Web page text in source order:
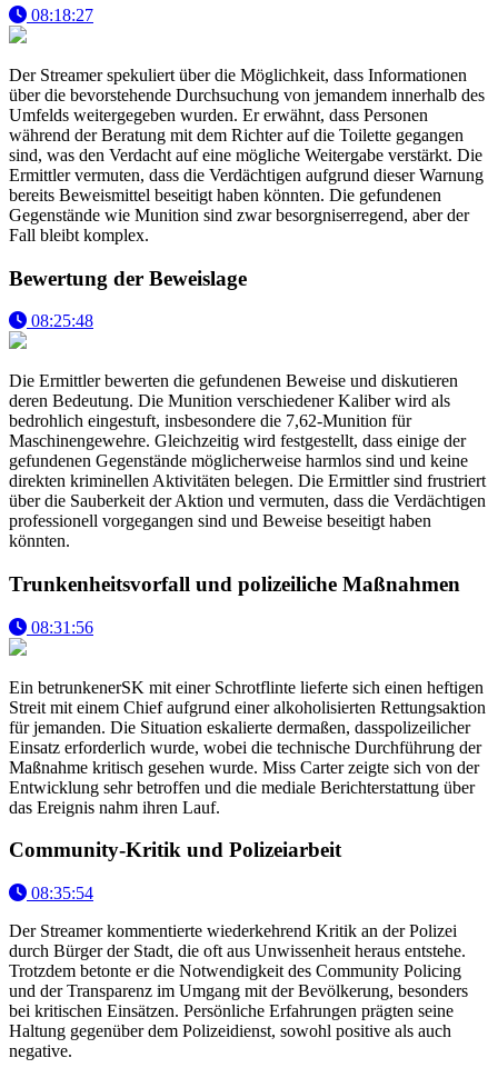
08:18:27
Der Streamer spekuliert über die Möglichkeit, dass Informationen
über die bevorstehende Durchsuchung von jemandem innerhalb des
Umfelds weitergegeben wurden. Er erwähnt, dass Personen
während der Beratung mit dem Richter auf die Toilette gegangen
sind, was den Verdacht auf eine mögliche Weitergabe verstärkt. Die
Ermittler vermuten, dass die Verdächtigen aufgrund dieser Warnung
bereits Beweismittel beseitigt haben könnten. Die gefundenen
Gegenstände wie Munition sind zwar besorgniserregend, aber der
Fall bleibt komplex.
Bewertung der Beweislage
08:25:48
Die Ermittler bewerten die gefundenen Beweise und diskutieren
deren Bedeutung. Die Munition verschiedener Kaliber wird als
bedrohlich eingestuft, insbesondere die 7,62-Munition für
Maschinengewehre. Gleichzeitig wird festgestellt, dass einige der
gefundenen Gegenstände möglicherweise harmlos sind und keine
direkten kriminellen Aktivitäten belegen. Die Ermittler sind frustriert
über die Sauberkeit der Aktion und vermuten, dass die Verdächtigen
professionell vorgegangen sind und Beweise beseitigt haben
könnten.
Trunkenheitsvorfall und polizeiliche Maßnahmen
08:31:56
Ein betrunkenerSK mit einer Schrotflinte lieferte sich einen heftigen
Streit mit einem Chief aufgrund einer alkoholisierten Rettungsaktion
für jemanden. Die Situation eskalierte dermaßen, dasspolizeilicher
Einsatz erforderlich wurde, wobei die technische Durchführung der
Maßnahme kritisch gesehen wurde. Miss Carter zeigte sich von der
Entwicklung sehr betroffen und die mediale Berichterstattung über
das Ereignis nahm ihren Lauf.
Community-Kritik und Polizeiarbeit
08:35:54
Der Streamer kommentierte wiederkehrend Kritik an der Polizei
durch Bürger der Stadt, die oft aus Unwissenheit heraus entstehe.
Trotzdem betonte er die Notwendigkeit des Community Policing
und der Transparenz im Umgang mit der Bevölkerung, besonders
bei kritischen Einsätzen. Persönliche Erfahrungen prägten seine
Haltung gegenüber dem Polizeidienst, sowohl positive als auch
negative.